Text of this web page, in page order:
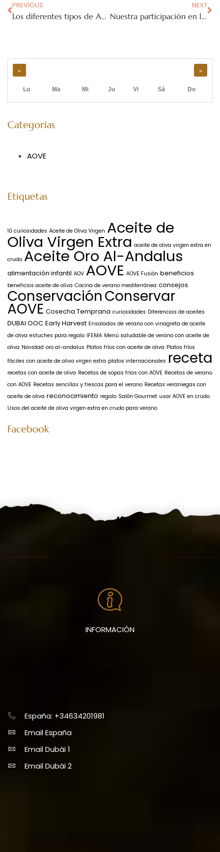
PREVIOUS
Los diferentes tipos de Aceite de Oliva
NEXT
Nuestra participación en la Feria Comarcal Sabor a Málaga
« »
Lu Ma Mi Ju Vi Sá Do
Categorías
AOVE
Etiquetas
10 curiosidades Aceite de Oliva Virgen Aceite de
Oliva Virgen Extra aceite de oliva virgen extra en
crudo Aceite Oro Al-Andalus
alimentación infantil AOV AOVE AOVE Fusión beneficios
beneficios aceite de oliva Cocina de verano mediterránea consejos
ConservaciónConservar
AOVE Cosecha Temprana curiosidades Diferencias de aceites
DUBAI OOC Early Harvest Ensaladas de verano con vinagreta de aceite
de oliva estuches para regalo IFEMA Menú saludable de verano con aceite de
oliva Navidad oro al-andalus Platos fríos con aceite de oliva Platos fríos
fáciles con aceite de oliva virgen extra platos internacionales receta
recetas con aceite de oliva Recetas de sopas frías con AOVE Recetas de verano
con AOVE Recetas sencillas y frescas para el verano Recetas veraniegas con
aceite de oliva reconocimiento regalo Salón Gourmet usar AOVE en crudo
Usos del aceite de oliva virgen extra en crudo para verano
Facebook
INFORMACIÓN
España: +34634201981
Email España
Email Dubái 1
Email Dubái 2